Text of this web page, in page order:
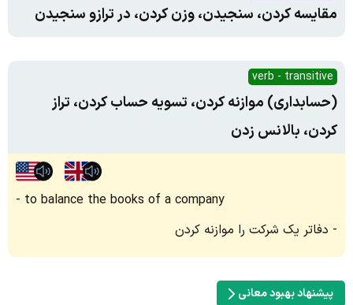
مقایسه کردن، سنجیدن، وزن کردن، در ترازو سنجیدن
verb - transitive
(حسابداری) موازنه کردن، تسویه حساب کردن، تراز
کردن، بالانس زدن
to balance the books of a company
دفاتر یک شرکت را موازنه کردن
پیشنهاد بهبود معانی